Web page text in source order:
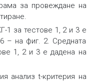
за провеждане на
1 за тестове 1, 2 и 3 е
– на фиг. 2. Средната
1, 2 и 3 е дадена на
анализ t-критерия на